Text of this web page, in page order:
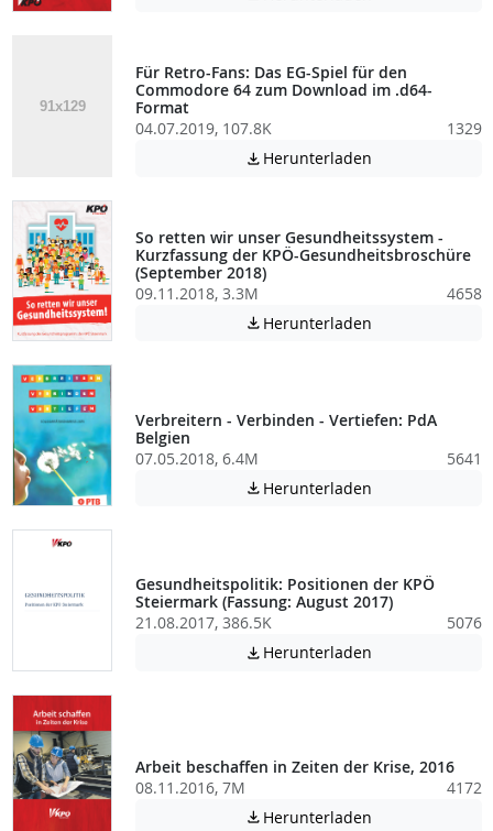
Für Retro-Fans: Das EG-Spiel für den
Commodore 64 zum Download im .d64-
Format
04.07.2019, 107.8K
1329
 Herunterladen
So retten wir unser Gesundheitssystem -
Kurzfassung der KPÖ-Gesundheitsbroschüre
(September 2018)
09.11.2018, 3.3M
4658
 Herunterladen
Verbreitern - Verbinden - Vertiefen: PdA
Belgien
07.05.2018, 6.4M
5641
 Herunterladen
Gesundheitspolitik: Positionen der KPÖ
Steiermark (Fassung: August 2017)
21.08.2017, 386.5K
5076
 Herunterladen
Arbeit beschaffen in Zeiten der Krise, 2016
08.11.2016, 7M
4172
 Herunterladen